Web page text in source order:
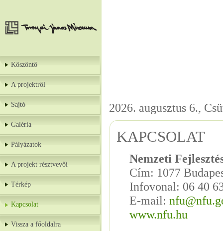
Köszöntő
A projektről
Sajtó
Galéria
Pályázatok
A projekt résztvevői
Térkép
Kapcsolat
Vissza a főoldalra
2026. augusztus 6.,
KAPCSOLAT
Nemzeti
Cím: 1077
Infovonal: 06 40
E-mail:
www.nfu.hu